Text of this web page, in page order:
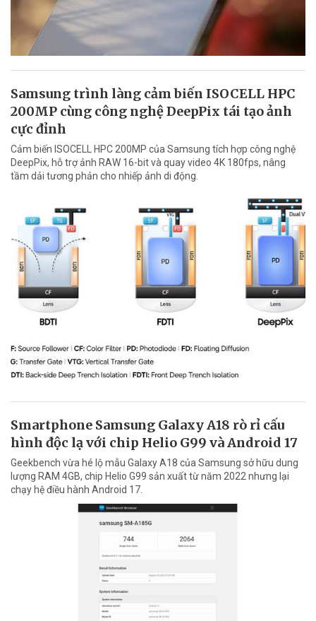
Samsung trình làng cảm biến ISOCELL HPC
200MP cùng công nghệ DeepPix tái tạo ảnh
cực đỉnh
Cảm biến ISOCELL HPC 200MP của Samsung tích hợp công nghệ
DeepPix, hỗ trợ ảnh RAW 16-bit và quay video 4K 180fps, nâng
tầm dải tương phản cho nhiếp ảnh di động.
Smartphone Samsung Galaxy A18 rò rỉ cấu
hình độc lạ với chip Helio G99 và Android 17
Geekbench vừa hé lộ mẫu Galaxy A18 của Samsung sở hữu dung
lượng RAM 4GB, chip Helio G99 sản xuất từ năm 2022 nhưng lại
chạy hệ điều hành Android 17.